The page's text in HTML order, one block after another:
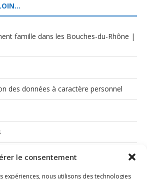
le consentement
expériences, nous utilisons des technologies
famille dans les Bouches-du-Rhône |
des données à caractère personnel